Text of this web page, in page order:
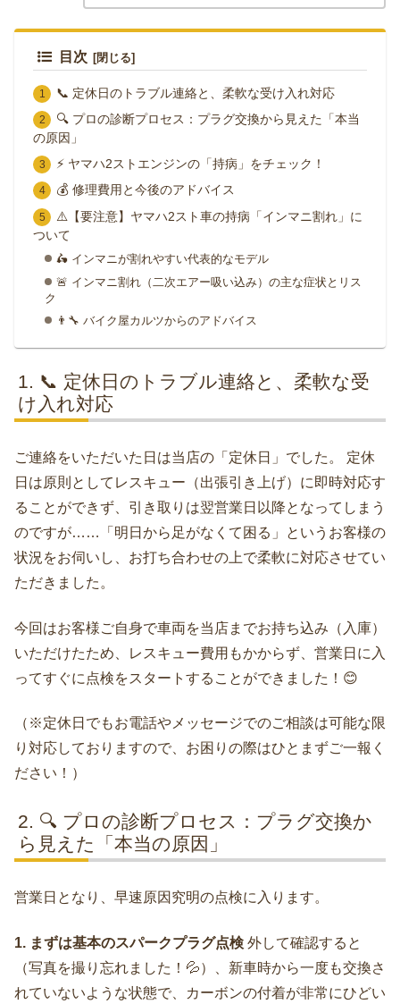
目次
📞 定休日のトラブル連絡と、柔軟な受け入れ対応
🔍 プロの診断プロセス：プラグ交換から見えた「本当
の原因」
⚡ ヤマハ2ストエンジンの「持病」をチェック！
💰 修理費用と今後のアドバイス
⚠️【要注意】ヤマハ2スト車の持病「インマニ割れ」に
ついて
🛵 インマニが割れやすい代表的なモデル
🚨 インマニ割れ（二次エアー吸い込み）の主な症状とリス
ク
👨‍🔧 バイク屋カルツからのアドバイス
📞 定休日のトラブル連絡と、柔軟な受
け入れ対応
ご連絡をいただいた日は当店の「定休日」でした。 定休
日は原則としてレスキュー（出張引き上げ）に即時対応す
ることができず、引き取りは翌営業日以降となってしまう
のですが……「明日から足がなくて困る」というお客様の
状況をお伺いし、お打ち合わせの上で柔軟に対応させてい
ただきました。
今回はお客様ご自身で車両を当店までお持ち込み（入庫）
いただけたため、レスキュー費用もかからず、営業日に入
ってすぐに点検をスタートすることができました！😊
（※定休日でもお電話やメッセージでのご相談は可能な限
り対応しておりますので、お困りの際はひとまずご一報く
ださい！）
🔍 プロの診断プロセス：プラグ交換か
ら見えた「本当の原因」
営業日となり、早速原因究明の点検に入ります。
1. まずは基本のスパークプラグ点検 外して確認すると
（写真を撮り忘れました！💦）、新車時から一度も交換さ
れていないような状態で、カーボンの付着が非常にひどい